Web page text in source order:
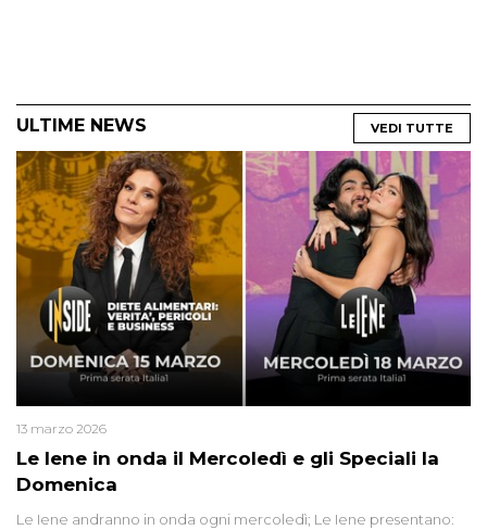
ULTIME NEWS VEDI TUTTE
Le Iene in onda il Mercoledì e gli Speciali la
Domenica
13 marzo 2026
Le Iene andranno in onda ogni mercoledì; Le Iene presentano: